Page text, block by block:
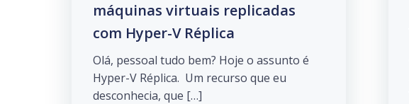
máquinas virtuais replicadas
com Hyper-V Réplica
Olá, pessoal tudo bem? Hoje o assunto é
Hyper-V Réplica. Um recurso que eu
desconhecia, que […]